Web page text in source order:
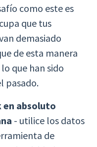
como este es
que tus
demasiado
de esta manera
que han sido
pasado.
en absoluto
- utilice los datos
de